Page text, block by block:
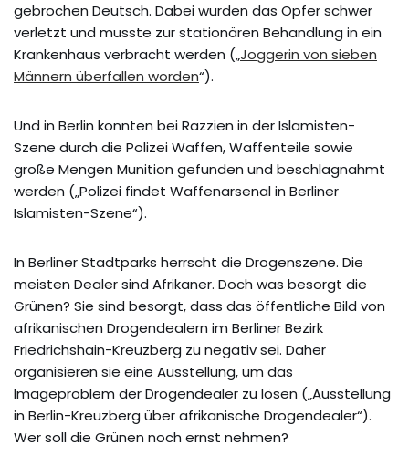
gebrochen Deutsch. Dabei wurden das Opfer schwer
verletzt und musste zur stationären Behandlung in ein
Krankenhaus verbracht werden („Joggerin von sieben
Männern überfallen worden“).
Und in Berlin konnten bei Razzien in der Islamisten-
Szene durch die Polizei Waffen, Waffenteile sowie
große Mengen Munition gefunden und beschlagnahmt
werden („Polizei findet Waffenarsenal in Berliner
Islamisten-Szene“).
In Berliner Stadtparks herrscht die Drogenszene. Die
meisten Dealer sind Afrikaner. Doch was besorgt die
Grünen? Sie sind besorgt, dass das öffentliche Bild von
afrikanischen Drogendealern im Berliner Bezirk
Friedrichshain-Kreuzberg zu negativ sei. Daher
organisieren sie eine Ausstellung, um das
Imageproblem der Drogendealer zu lösen („Ausstellung
in Berlin-Kreuzberg über afrikanische Drogendealer“).
Wer soll die Grünen noch ernst nehmen?